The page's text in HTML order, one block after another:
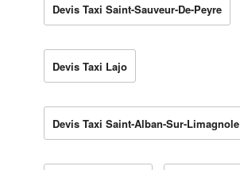
Devis Taxi Saint-Sauveur-De-Peyre
Devis Taxi Lajo
Devis Taxi Saint-Alban-Sur-Limagnole